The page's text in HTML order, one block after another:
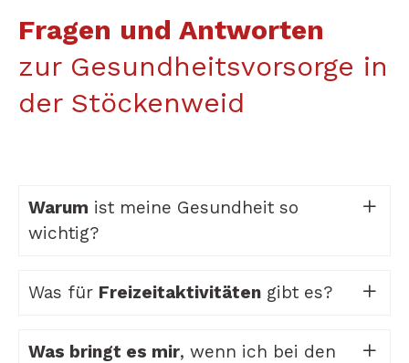
Fragen und Antworten
zur Gesundheitsvorsorge in
der Stöckenweid
Warum ist meine Gesundheit so
wichtig?
Was für Freizeitaktivitäten gibt es?
Was bringt es mir, wenn ich bei den